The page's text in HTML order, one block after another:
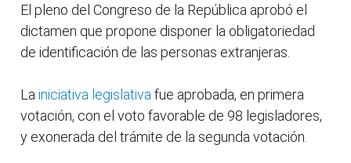
El pleno del Congreso de la República aprobó el
dictamen que propone disponer la obligatoriedad
de identificación de las personas extranjeras.
La iniciativa legislativa fue aprobada, en primera
votación, con el voto favorable de 98 legisladores,
y exonerada del trámite de la segunda votación.